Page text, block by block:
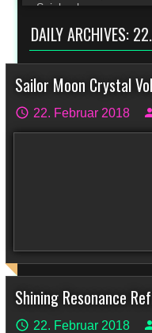
Spiele ab
DAILY ARCHIVES:
Sailor Moon Crystal
22. Februar 2018
Shining Resonance
22. Februar 2018